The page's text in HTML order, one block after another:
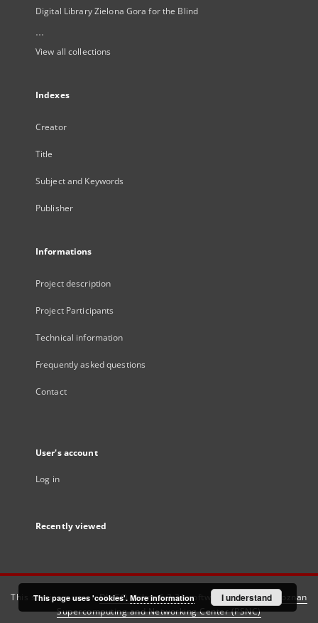
Digital Library Zielona Gora for the Blind
...
View all collections
Indexes
Creator
Title
Subject and Keywords
Publisher
Informations
Project description
Project Participants
Technical information
Frequently asked questions
Contact
User's account
Log in
Recently viewed
This service runs onDInGO dLibra 6.3.21software created by
Poznan
Supercomputing and Networking Center (PSNC)
This page uses 'cookies'. More information I understand